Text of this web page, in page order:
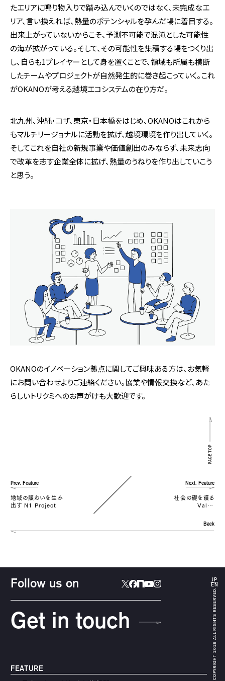
たエリアに鳴り物入りで踏み込んでいくのではなく、未完成なエ
リア、言い換えれば、熱量のポテンシャルを孕んだ場に着目する。
出来上がっていないからこそ、予測不可能で混沌とした可能性
の海が拡がっている。そして、その可能性を集積する場をつくり出
し、自らも1プレイヤーとして身を置くことで、領域も所属も横断
したチームやプロジェクトが自然発生的に巻き起こっていく。これ
がOKANOが考える越境エコシステムの在り方だ。
北九州、沖縄・コザ、東京・日本橋をはじめ、OKANOはこれから
もマルチリージョナルに活動を拡げ、越境環境を作り出していく。
そしてこれを自社の新規事業や価値創出のみならず、未来志向
で改革を志す企業全体に拡げ、熱量のうねりを作り出していこう
と思う。
OKANOのイノベーション拠点に関してご興味ある方は、お気軽
にお問い合わせよりご連絡ください。協業や情報交換など、あた
らしいトリクミへのお声がけも大歓迎です。
Prev. Feature
地域の賑わいを生み
出す N1 Project
Next. Feature
社会の礎を護る
Valve
Maintenace
Back
PAGE TOP
Follow us on
Get in touch
FEATURE
JP
EN
COPYRIGHT 2026 ALL RIGHTS RESERVED.